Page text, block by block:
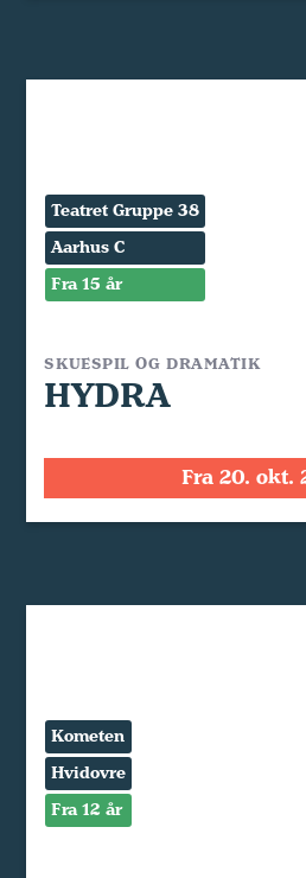
Teatret Gruppe 38
Aarhus C
Fra 15 år
SKUESPIL OG DRAMATIK
HYDRA
Fra 20. okt.
Kometen
Hvidovre
Fra 12 år